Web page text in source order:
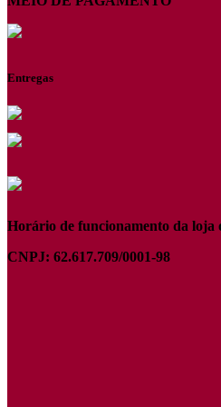
Entregas
Horário de funcionamento da loja
CNPJ: 62.617.709/0001-98